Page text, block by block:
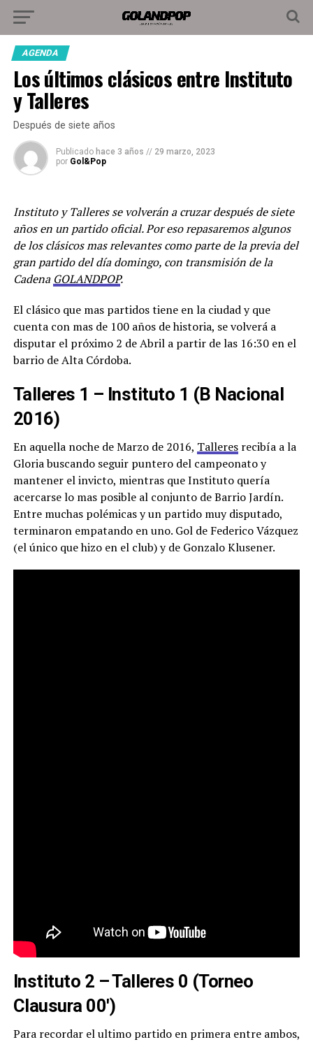
AGENDA
Los últimos clásicos entre Instituto
y Talleres
Después de siete años
Publicado hace 3 años // 29 marzo, 2023
por Gol&Pop
Instituto y Talleres se volverán a cruzar después de siete
años en un partido oficial. Por eso repasaremos algunos
de los clásicos mas relevantes como parte de la previa del
gran partido del día domingo, con transmisión de la
Cadena GOLANDPOP.
El clásico que mas partidos tiene en la ciudad y que
cuenta con mas de 100 años de historia, se volverá a
disputar el próximo 2 de Abril a partir de las 16:30 en el
barrio de Alta Córdoba.
Talleres 1 – Instituto 1 (B Nacional
2016)
En aquella noche de Marzo de 2016, Talleresrecibía a la
Gloria buscando seguir puntero del campeonato y
mantener el invicto, mientras que Instituto quería
acercarse lo mas posible al conjunto de Barrio Jardín.
Entre muchas polémicas y un partido muy disputado,
terminaron empatando en uno. Gol de Federico Vázquez
(el único que hizo en el club) y de Gonzalo Klusener.
Instituto 2 – Talleres 0 (Torneo
Clausura 00′)
Para recordar el ultimo partido en primera entre ambos,